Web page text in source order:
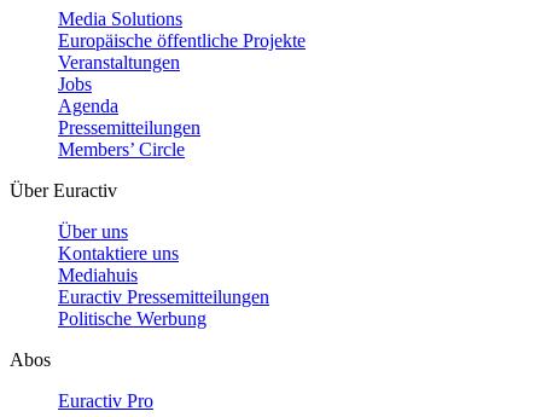
Media Solutions
Europäische öffentliche Projekte
Veranstaltungen
Jobs
Agenda
Pressemitteilungen
Members’ Circle
Über Euractiv
Über uns
Kontaktiere uns
Mediahuis
Euractiv Pressemitteilungen
Politische Werbung
Abos
Euractiv Pro